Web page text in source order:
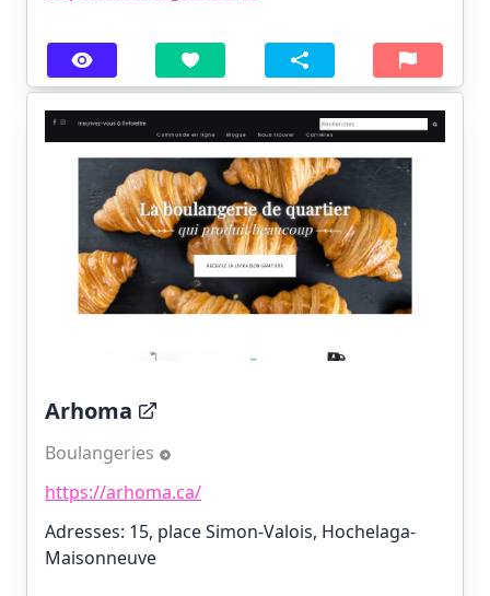
Arhoma
Boulangeries
https://arhoma.ca/
Adresses: 15, place Simon-Valois, Hochelaga-
Maisonneuve